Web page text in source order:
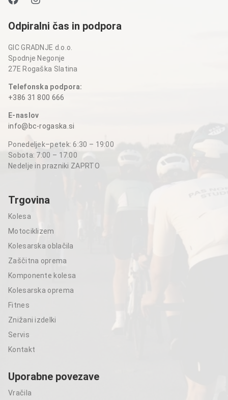
Odpiralni čas in podpora
GIC GRADNJE d.o.o.
Spodnje Negonje
27E Rogaška Slatina
Telefonska podpora:
+386 31 800 666
E-naslov
info@bc-rogaska.si
Ponedeljek–petek: 6:30 – 19:00
Sobota: 7:00 – 17:00
Nedelje in prazniki ZAPRTO
Trgovina
Kolesa
Motociklizem
Kolesarska oblačila
Zaščitna oprema
Komponente kolesa
Kolesarska oprema
Fitnes
Znižani izdelki
Servis
Kontakt
Uporabne povezave
Vračila